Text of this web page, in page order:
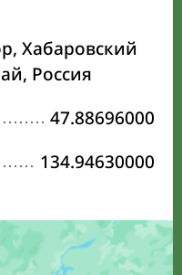
Хабаровский
Россия
47.88696000
134.94630000